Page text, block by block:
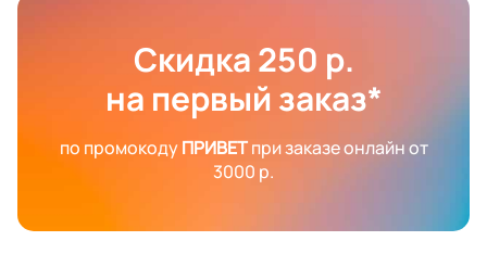
Скидка 250 р.
на первый заказ*
по промокодуПРИВЕТпри заказе онлайн от
3000 р.